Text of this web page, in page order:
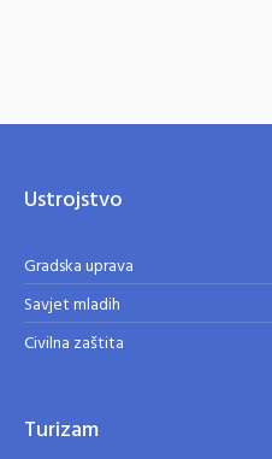
Ustrojstvo
Gradska uprava
Savjet mladih
Civilna zaštita
Turizam